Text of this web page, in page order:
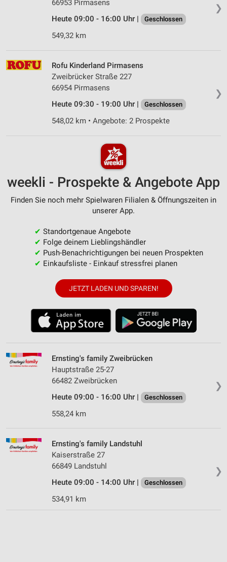
❯
66953 Pirmasens
Heute 09:00 - 16:00 Uhr |
Geschlossen
549,32 km
❯
Rofu Kinderland Pirmasens
Zweibrücker Straße 227
66954 Pirmasens
Heute 09:30 - 19:00 Uhr |
Geschlossen
548,02 km • Angebote: 2 Prospekte
weekli - Prospekte & Angebote App
Finden Sie noch mehr Spielwaren Filialen & Öffnungszeiten in
unserer App.
✔ Standortgenaue Angebote
✔ Folge deinem Lieblingshändler
✔ Push-Benachrichtigungen bei neuen Prospekten
✔ Einkaufsliste - Einkauf stressfrei planen
JETZT LADEN UND SPAREN!
❯
Ernsting's family Zweibrücken
Hauptstraße 25-27
66482 Zweibrücken
Heute 09:00 - 16:00 Uhr |
Geschlossen
558,24 km
❯
Ernsting's family Landstuhl
Kaiserstraße 27
66849 Landstuhl
Heute 09:00 - 14:00 Uhr |
Geschlossen
534,91 km